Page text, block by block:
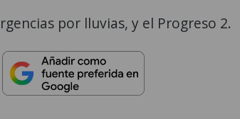
por lluvias, y el Progreso 2.